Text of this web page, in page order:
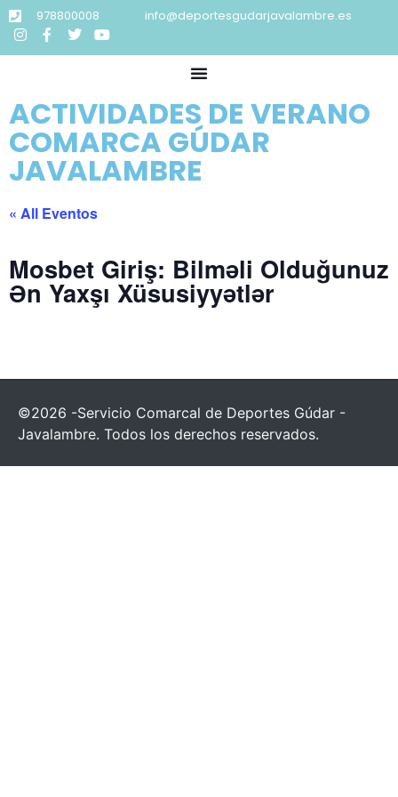
978800008 info@deportesgudarjavalambre.es
ACTIVIDADES DE VERANO
COMARCA GÚDAR
JAVALAMBRE
« All Eventos
Mosbet Giriş: Bilməli Olduğunuz
Ən Yaxşı Xüsusiyyətlər
©2026 -Servicio Comarcal de Deportes Gúdar -
Javalambre. Todos los derechos reservados.